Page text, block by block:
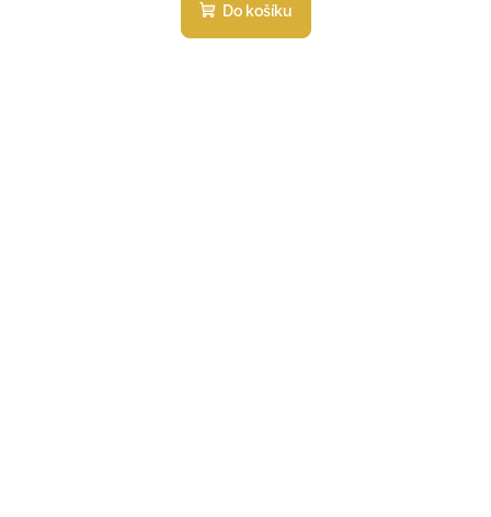
Do košíku